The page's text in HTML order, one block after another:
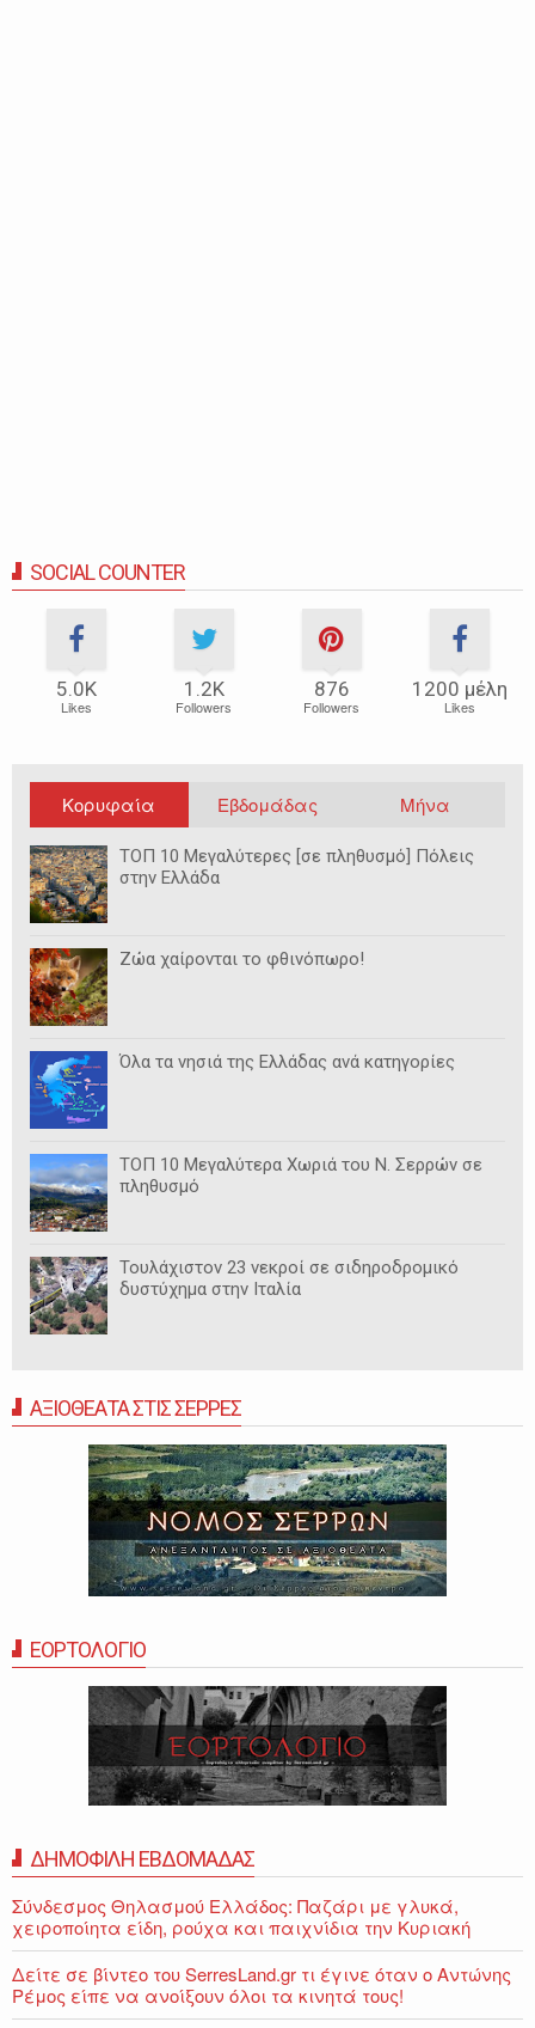
SOCIAL COUNTER
5.0Κ
Likes
1.2Κ
Followers
876
Followers
1200 μέλη
Likes
Κορυφαία Εβδομάδας Μήνα
ΤΟΠ 10 Μεγαλύτερες [σε πληθυσμό] Πόλεις
στην Ελλάδα
Ζώα χαίρονται το φθινόπωρο!
Όλα τα νησιά της Ελλάδας ανά κατηγορίες
ΤΟΠ 10 Μεγαλύτερα Χωριά του Ν. Σερρών σε
πληθυσμό
Τουλάχιστον 23 νεκροί σε σιδηροδρομικό
δυστύχημα στην Ιταλία
ΑΞΙΟΘΕΑΤΑ ΣΤΙΣ ΣΕΡΡΕΣ
ΕΟΡΤΟΛΟΓΙΟ
ΔΗΜΟΦΙΛΗ ΕΒΔΟΜΑΔΑΣ
Σύνδεσμος Θηλασμού Ελλάδος: Παζάρι με γλυκά,
χειροποίητα είδη, ρούχα και παιχνίδια την Κυριακή
Δείτε σε βίντεο του SerresLand.gr τι έγινε όταν ο Αντώνης
Ρέμος είπε να ανοίξουν όλοι τα κινητά τους!